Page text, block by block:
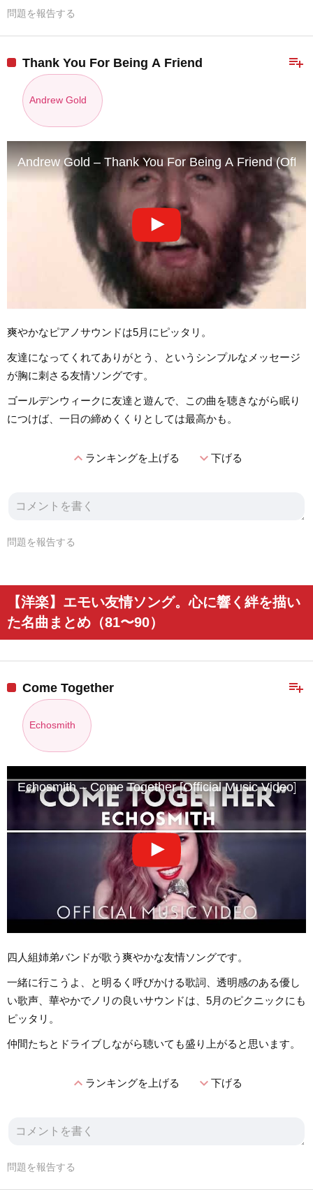
問題を報告する
playlist_add
Thank You For Being A Friend
Andrew Gold
Andrew Gold – Thank You For Being A Friend
爽やかなピアノサウンドは5月にピッタリ。
友達になってくれてありがとう、というシンプルなメッセージ
が胸に刺さる友情ソングです。
ゴールデンウィークに友達と遊んで、この曲を聴きながら眠り
につけば、一日の締めくくりとしては最高かも。
expand_lessランキングを上げる expand_more下げる
問題を報告する
【洋楽】エモい友情ソング。心に響く絆を描い
た名曲まとめ（81〜90）
playlist_add
Come Together
Echosmith
Echosmith – Come Together [Official Music Video]
四人組姉弟バンドが歌う爽やかな友情ソングです。
一緒に行こうよ、と明るく呼びかける歌詞、透明感のある優し
い歌声、華やかでノリの良いサウンドは、5月のピクニックにも
ピッタリ。
仲間たちとドライブしながら聴いても盛り上がると思います。
expand_lessランキングを上げる expand_more下げる
問題を報告する